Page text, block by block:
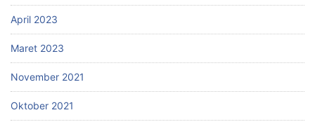
April 2023
Maret 2023
November 2021
Oktober 2021